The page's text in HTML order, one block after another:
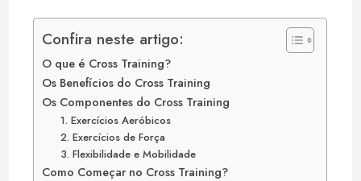
Confira neste artigo:
O que é Cross Training?
Os Benefícios do Cross Training
Os Componentes do Cross Training
1. Exercícios Aeróbicos
2. Exercícios de Força
3. Flexibilidade e Mobilidade
Como Começar no Cross Training?